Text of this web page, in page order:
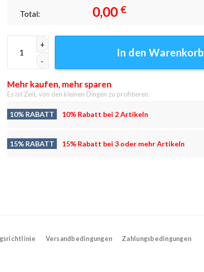
Total: 0,00 €
Hafen 2 Leinwandbilder - Wandbilder Menge
In den Warenkorb
Mehr kaufen, mehr sparen
Es ist Zeit, von den kleinen Dingen zu profitieren.
10% RABATT 10% Rabatt bei 2 Artikeln
15% RABATT 15% Rabatt bei 3 oder mehr Artikeln
Versandbedingungen Zahlungsbedingungen